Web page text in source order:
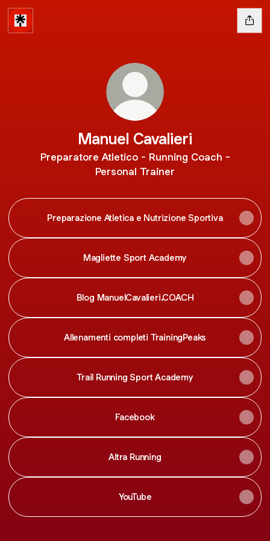
Manuel Cavalieri
Preparatore Atletico - Running Coach -
Personal Trainer
Preparazione Atletica e Nutrizione Sportiva
Magliette Sport Academy
Blog ManuelCavalieri.COACH
Allenamenti completi TrainingPeaks
Trail Running Sport Academy
Facebook
Altra Running
YouTube